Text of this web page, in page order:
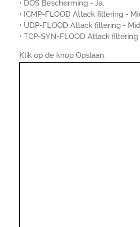
• DOS Bescherming - Ja.
• ICMP-FLOOD Attack filtering -
• UDP-FLOOD Attack filtering -
• TCP-SYN-FLOOD Attack
Klik op de knop Opslaan.